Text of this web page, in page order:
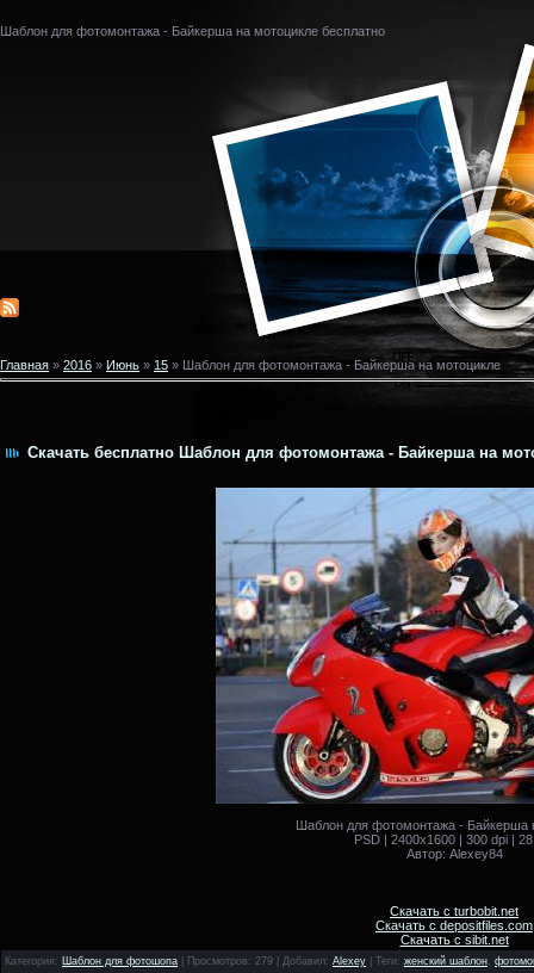
Шаблон для фотомонтажа - Байкерша на мотоцикле бесплатно
Главная » 2016 » Июнь » 15 » Шаблон для фотомонтажа - Байкерша на мотоцикле
Скачать бесплатно Шаблон для фотомонтажа - Байкерша на
Шаблон для фотомонтажа - Байкерша
PSD | 2400x1600 | 300 dpi |
Автор: Alexey84
Скачать с turbobit.net
Скачать с depositfiles.com
Скачать с sibit.net
Категория : Шаблон для фотошопа Просмотров: 279 | Добавил: Alexey Теги: женский шаблон,